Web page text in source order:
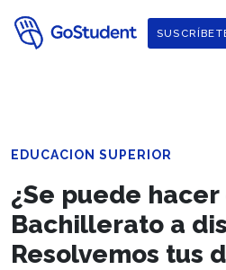
EDUCACION SUPERIOR
¿Se puede hacer
Bachillerato a
Resolvemos tus